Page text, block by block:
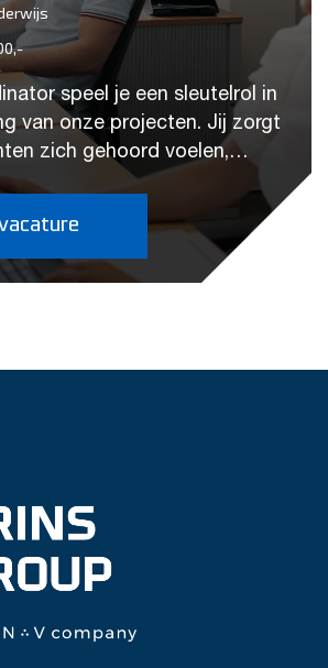
speel je een sleutelrol in
van onze projecten. Jij zorgt
zich gehoord voelen,
helder blijven en projecten